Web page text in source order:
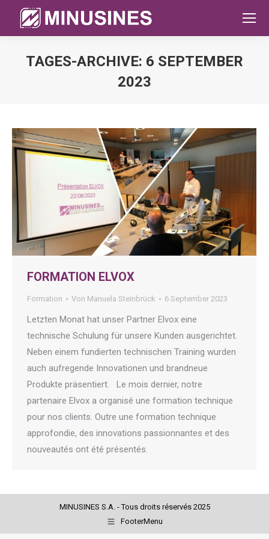
TAGES-ARCHIVE: 6 SEPTEMBER
2023
FORMATION ELVOX
Formation Von Manuela Steinbrück 6 September 2023
Letzten Monat hat unser Partner Elvox eine
technische Schulung für unsere Kunden ausgerichtet.
Neben einem fundierten technischen Training wurden
auch aufregende Innovationen und brandneue
Produkte präsentiert. Le mois dernier, notre
partenaire Elvox a organisé une formation technique
pour nos clients. Outre une formation technique
approfondie, des innovations passionnantes et des
nouveautés ont été présentés.
MINUSINES S.A. - Tous droits réservés 2025
FooterMenu